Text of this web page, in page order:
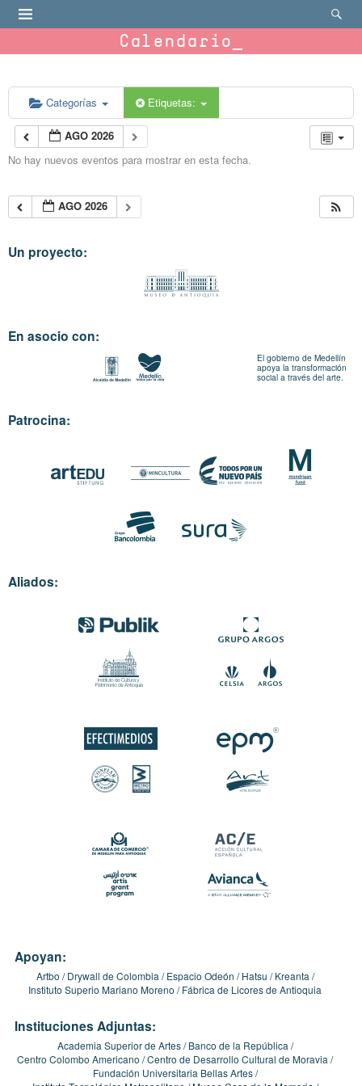
Calendario
Categorías Etiquetas:
AGO 2026
No hay nuevos eventos para mostrar en esta fecha.
AGO 2026
Un proyecto:
En asocio con:
El gobierno de Medellín
apoya la transformación
social a través del arte.
Patrocina:
Aliados:
Apoyan:
Artbo Drywall de Colombia Espacio Odeón Hatsu
Kreanta
Instituto Superio Mariano Moreno
Fábrica de Licores de Antioquia
Instituciones Adjuntas:
Academia Superior de Artes
Banco de la República
Centro Colombo Americano Centro de Desarrollo Cultural de Moravia
Fundación Universitaria Bellas Artes